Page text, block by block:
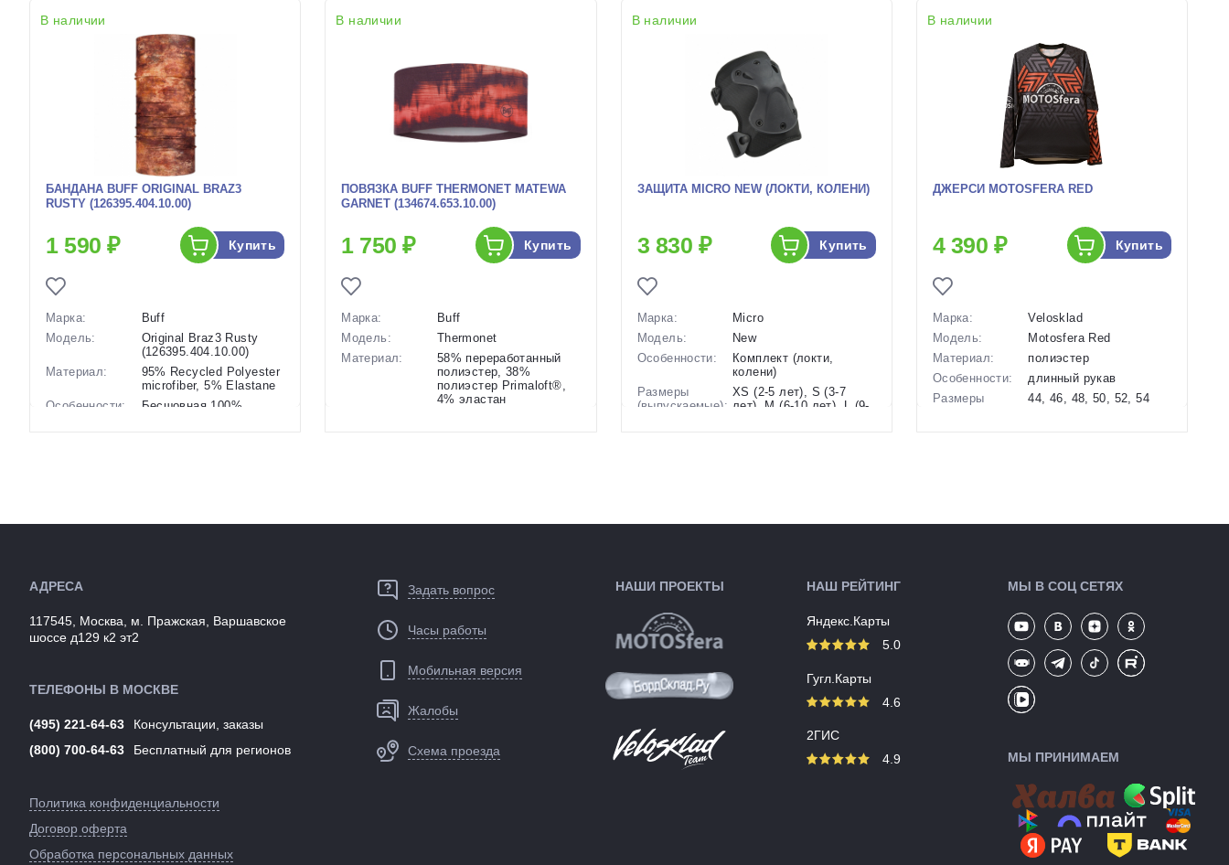
В наличии
БАНДАНА BUFF ORIGINAL BRAZ3
RUSTY (126395.404.10.00)
1 590 ₽ Купить
Марка:
Buff
Модель:
Original Braz3 Rusty
(126395.404.10.00)
Материал:
95% Recycled Polyester
microfiber, 5% Elastane
Особенности:
Бесшовная 100%
Вес:
45 г
Цвета
Артикул: 146939
В наличии
ПОВЯЗКА BUFF THERMONET MATEWA
GARNET (134674.653.10.00)
1 750 ₽ Купить
Марка:
Buff
Модель:
Thermonet
Материал:
58% переработанный
полиэстер, 38%
полиэстер Primaloft®,
4% эластан
В наличии
ЗАЩИТА MICRO NEW (ЛОКТИ, КОЛЕНИ)
3 830 ₽ Купить
Марка:
Micro
Модель:
New
Особенности:
Комплект (локти,
колени)
Размеры
(выпускаемые):
XS (2-5 лет), S (3-7
лет), M (6-10 лет), L (9-
В наличии
ДЖЕРСИ MOTOSFERA RED
4 390 ₽ Купить
Марка:
Velosklad
Модель:
Motosfera Red
Материал:
полиэстер
Особенности:
длинный рукав
Размеры
44, 46, 48, 50, 52, 54
АДРЕСА
117545, Москва, м. Пражская, Варшавское
шоссе д129 к2 эт2
ТЕЛЕФОНЫ В МОСКВЕ
(495) 221-64-63
Консультации, заказы
(800) 700-64-63
Бесплатный для регионов
Политика конфиденциальности
Договор оферта
Обработка персональных данных
Задать вопрос
Часы работы
Мобильная версия
Жалобы
Схема проезда
НАШИ ПРОЕКТЫ НАШ РЕЙТИНГ
Яндекс.Карты
5.0
Гугл.Карты
4.6
2ГИС
4.9
МЫ В СОЦ СЕТЯХ
МЫ ПРИНИМАЕМ